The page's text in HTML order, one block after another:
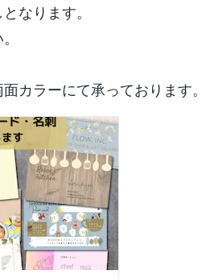
なります。
カラーにて承っております。